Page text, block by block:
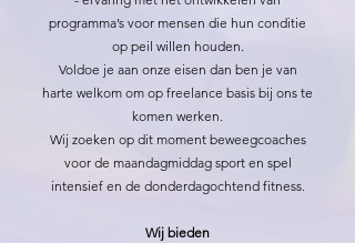
programma’s voor mensen die hun conditie
op peil willen houden.
Voldoe je aan onze eisen dan ben je van
harte welkom om op freelance basis bij ons te
komen werken.
Wij zoeken op dit moment beweegcoaches
voor de maandagmiddag sport en spel
intensief en de donderdagochtend fitness.​
Wij bieden